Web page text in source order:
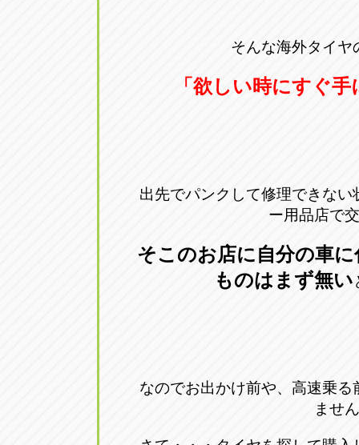
そんな海外タイヤ
「欲しい時にすぐ
出先でパンクして修理できな
ー用品店で
そこのお店に自分の車
ものはまず無い
なのでお出かけ前や、高速乗
ませ